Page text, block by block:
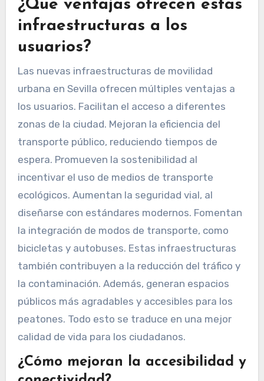
¿Qué ventajas ofrecen estas
infraestructuras a los
usuarios?
Las nuevas infraestructuras de movilidad
urbana en Sevilla ofrecen múltiples ventajas a
los usuarios. Facilitan el acceso a diferentes
zonas de la ciudad. Mejoran la eficiencia del
transporte público, reduciendo tiempos de
espera. Promueven la sostenibilidad al
incentivar el uso de medios de transporte
ecológicos. Aumentan la seguridad vial, al
diseñarse con estándares modernos. Fomentan
la integración de modos de transporte, como
bicicletas y autobuses. Estas infraestructuras
también contribuyen a la reducción del tráfico y
la contaminación. Además, generan espacios
públicos más agradables y accesibles para los
peatones. Todo esto se traduce en una mejor
calidad de vida para los ciudadanos.
¿Cómo mejoran la accesibilidad y